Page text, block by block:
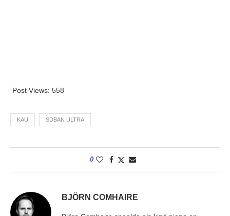
Post Views: 558
KAU SDBAN ULTRA
0
BJÖRN COMHAIRE